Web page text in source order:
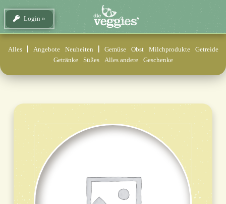
Login
Alles Angebote Neuheiten Gemüse Obst Milchprodukte
Getreide
Getränke
Süßes Alles andere Geschenke